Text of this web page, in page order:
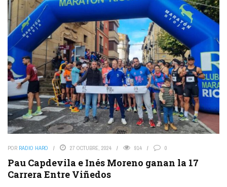
POR RADIO HARO 27 OCTUBRE, 2024 914 0
Pau Capdevila e Inés Moreno ganan la 17
Carrera Entre Viñedos